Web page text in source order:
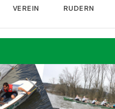
VEREIN RUDERN